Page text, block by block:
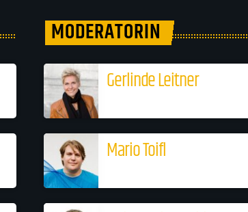
MODERATORIN
Gerlinde Leitner
Mario Toifl